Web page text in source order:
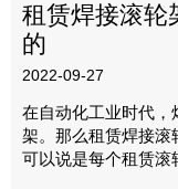
租赁焊接滚轮
的
2022-09-27
在自动化工业时代，
架。那么租赁焊接滚
可以说是每个租赁滚